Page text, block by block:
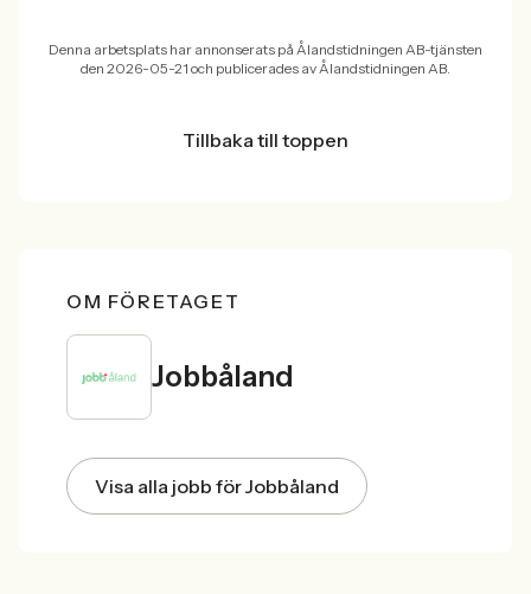
Denna arbetsplats har annonserats på Ålandstidningen AB-tjänsten
den 2026-05-21 och publicerades av Ålandstidningen AB.
Tillbaka till toppen
OM FÖRETAGET
Jobbåland
Visa alla jobb för Jobbåland